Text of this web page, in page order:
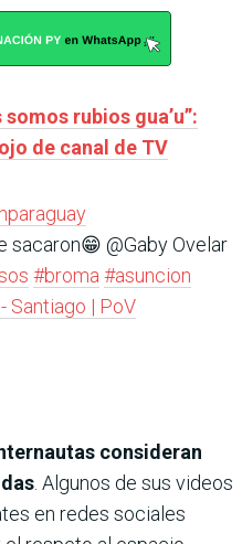
rubios gua’u”:
de canal de TV
sacaron😁 @Gaby Ovelar
#broma #asuncion
Santiago | PoV
consideran
. Algunos de sus videos
en redes sociales